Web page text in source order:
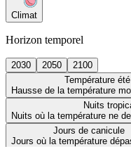
Climat
Horizon temporel
2030 2050
2100
Température été
Hausse de la température
Nuits
Nuits où la température ne
Jours de canicule
Jours où la température